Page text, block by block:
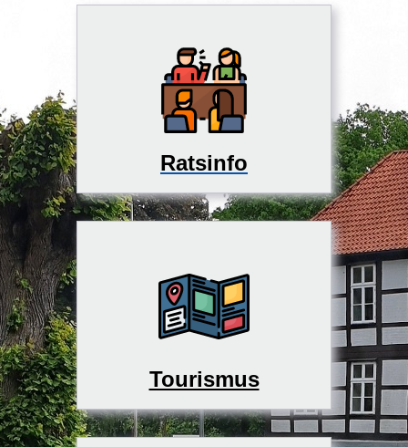
Ratsinfo
Tourismus